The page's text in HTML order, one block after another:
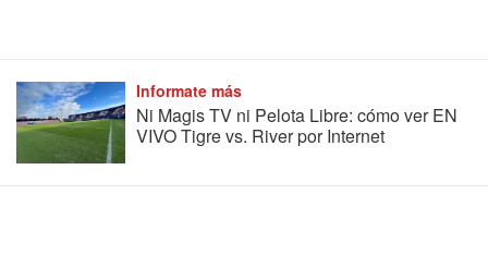
Informate más
Ni Magis TV ni Pelota Libre: cómo ver EN
VIVO Tigre vs. River por Internet